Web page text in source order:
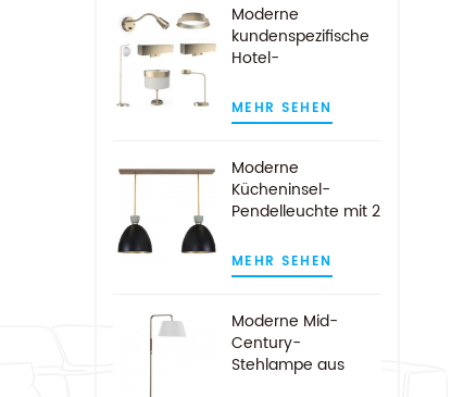
Moderne
kundenspezifische
Hotel-
Lampen aus
gebürstetem Gold
MEHR SEHEN
Moderne
Kücheninsel-
Pendelleuchte mit 2
in Schwarz und
Gold
MEHR SEHEN
Moderne Mid-
Century-
Stehlampe aus